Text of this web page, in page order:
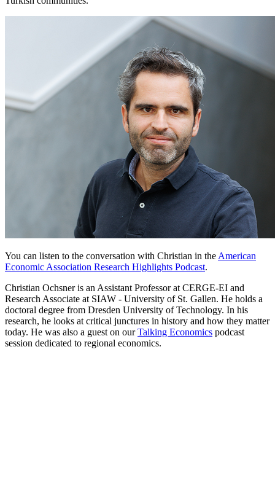
You can listen to the conversation with Christian in the American
Economic Association Research Highlights Podcast.
Christian Ochsner is an Assistant Professor at CERGE-EI and
Research Associate at SIAW - University of St. Gallen. He holds a
doctoral degree from Dresden University of Technology. In his
research, he looks at critical junctures in history and how they matter
today. He was also a guest on ourTalking Economics podcast
session dedicated to regional economics.